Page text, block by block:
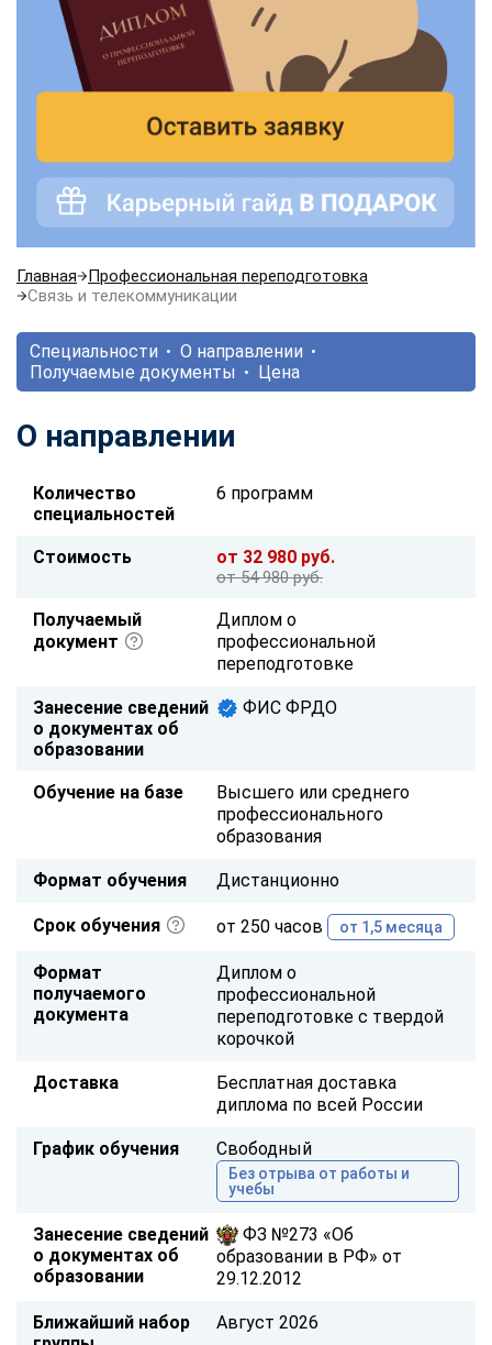
Главная
Профессиональная переподготовка
Связь и телекоммуникации
Специальности
О направлении
Получаемые документы
Цена
О направлении
Количество
специальностей
6 программ
Стоимость от 32 980 руб.
от 54 980 руб.
Получаемый
документ
Диплом о
профессиональной
переподготовке
Занесение сведений
о документах об
образовании
ФИС ФРДО
Обучение на базе
Высшего или среднего
профессионального
образования
Формат обучения Дистанционно
Срок обучения от 250 часов от 1,5 месяца
Формат
получаемого
документа
Диплом о
профессиональной
переподготовке с твердой
корочкой
Доставка
Бесплатная доставка
диплома по всей России
График обучения Свободный
Без отрыва от работы и
учебы
Занесение сведений
о документах об
образовании
ФЗ №273 «Об
образовании в РФ» от
29.12.2012
Ближайший набор
Август 2026